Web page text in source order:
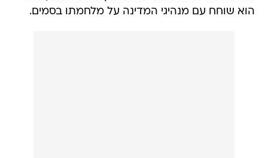
הוא שוחח עם מנהיגי המדינה על מלחמתו בסמים.